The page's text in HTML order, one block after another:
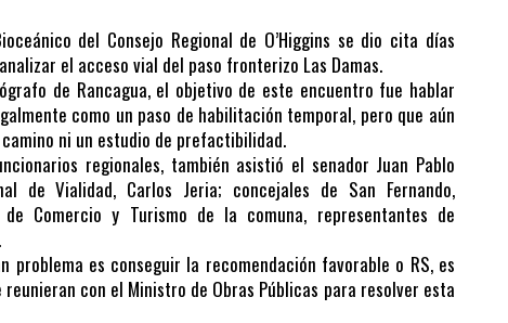
del Consejo Regional de O’Higgins se dio cita días
el acceso vial del paso fronterizo Las Damas.
de Rancagua, el objetivo de este encuentro fue hablar
como un paso de habilitación temporal, pero que aún
ni un estudio de prefactibilidad.
regionales, también asistió el senador Juan Pablo
de Vialidad, Carlos Jeria; concejales de San Fernando,
Comercio y Turismo de la comuna, representantes de
problema es conseguir la recomendación favorable o RS, es
con el Ministro de Obras Públicas para resolver esta